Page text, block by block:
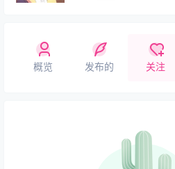
概览 发布的 关注